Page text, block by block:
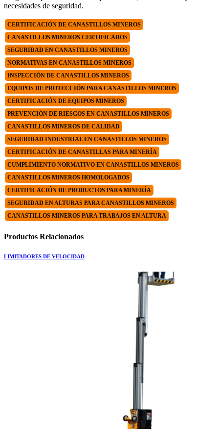
necesidades de seguridad.
CERTIFICACIÓN DE CANASTILLOS MINEROS
CANASTILLOS MINEROS CERTIFICADOS
SEGURIDAD EN CANASTILLOS MINEROS
NORMATIVAS EN CANASTILLOS MINEROS
INSPECCIÓN DE CANASTILLOS MINEROS
EQUIPOS DE PROTECCIÓN PARA CANASTILLOS MINEROS
CERTIFICACIÓN DE EQUIPOS MINEROS
PREVENCIÓN DE RIESGOS EN CANASTILLOS MINEROS
CANASTILLOS MINEROS DE CALIDAD
SEGURIDAD INDUSTRIAL EN CANASTILLOS MINEROS
CERTIFICACIÓN DE CANASTILLAS PARA MINERÍA
CUMPLIMIENTO NORMATIVO EN CANASTILLOS MINEROS
CANASTILLOS MINEROS HOMOLOGADOS
CERTIFICACIÓN DE PRODUCTOS PARA MINERÍA
SEGURIDAD EN ALTURAS PARA CANASTILLOS MINEROS
CANASTILLOS MINEROS PARA TRABAJOS EN ALTURA
Productos Relacionados
LIMITADORES DE VELOCIDAD